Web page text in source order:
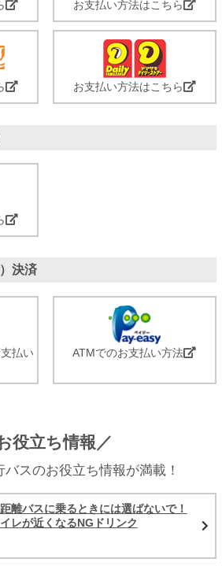
お支払い方法はこちら
お支払い方法はこちら
決済
払い
ATMでのお支払い方法
役立ち情報／
スのお役立ち情報が満載！
離バスに乗るときには選ばないで！
イレが近くなるNGドリンク